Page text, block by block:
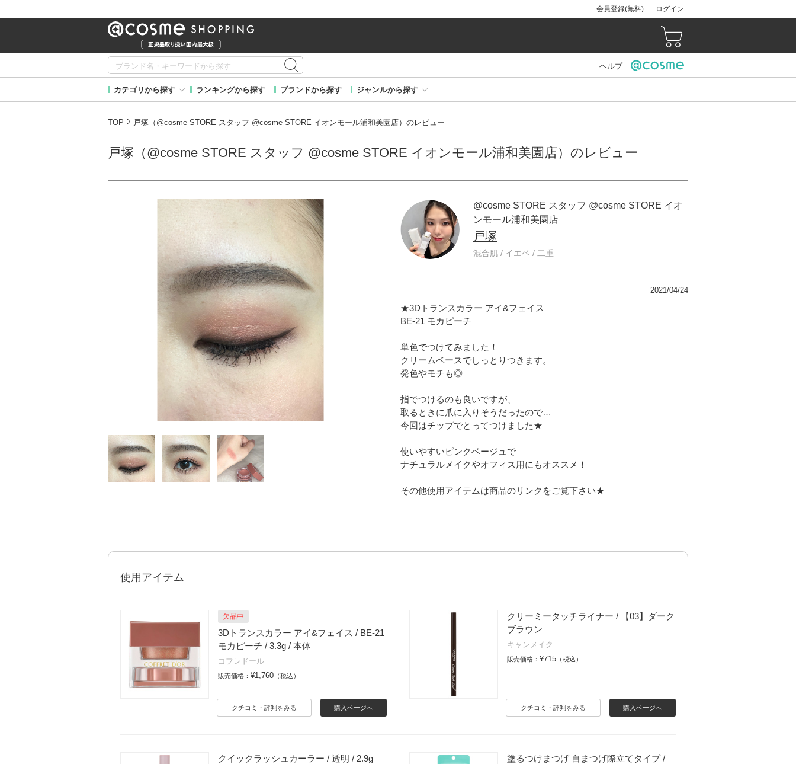
会員登録(無料) ログイン
ヘルプ
カテゴリから探す ランキングから探す ブランドから探す ジャンルから探す
TOP 戸塚（@cosme STORE スタッフ @cosme STORE イオンモール浦和美園店）のレビュー
戸塚（@cosme STORE スタッフ @cosme STORE イオンモール浦和美園店）のレビュー
@cosme STORE スタッフ @cosme STORE イオ
ンモール浦和美園店
戸塚
混合肌 / イエベ / 二重
2021/04/24
★3Dトランスカラー アイ&フェイス
BE-21 モカピーチ
単色でつけてみました！
クリームベースでしっとりつきます。
発色やモチも◎
指でつけるのも良いですが、
取るときに爪に入りそうだったので…
今回はチップでとってつけました★
使いやすいピンクベージュで
ナチュラルメイクやオフィス用にもオススメ！
その他使用アイテムは商品のリンクをご覧下さい★
使用アイテム
欠品中
3Dトランスカラー アイ&フェイス / BE-21
モカピーチ / 3.3g / 本体
コフレドール
販売価格： ¥1,760 （税込）
購入ページへ
クチコミ・評判をみる
クリーミータッチライナー / 【03】ダーク
ブラウン
キャンメイク
販売価格： ¥715 （税込）
購入ページへ
クチコミ・評判をみる
クイックラッシュカーラー / 透明 / 2.9g
塗るつけまつげ 自まつげ際立てタイプ /